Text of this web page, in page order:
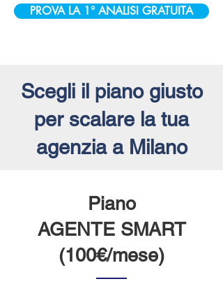
PROVA LA 1° ANALISI GRATUITA
Scegli il piano giusto
per scalare la tua
agenzia a Milano
Piano
AGENTE SMART
(100€/mese)